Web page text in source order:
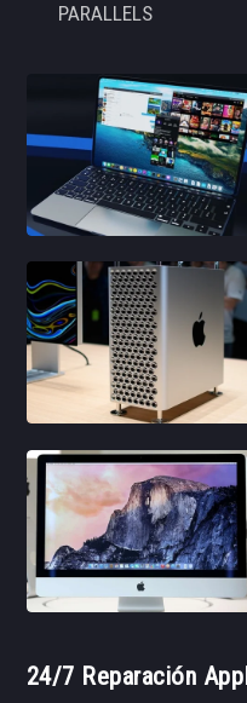
PARALLELS
24/7 Reparación